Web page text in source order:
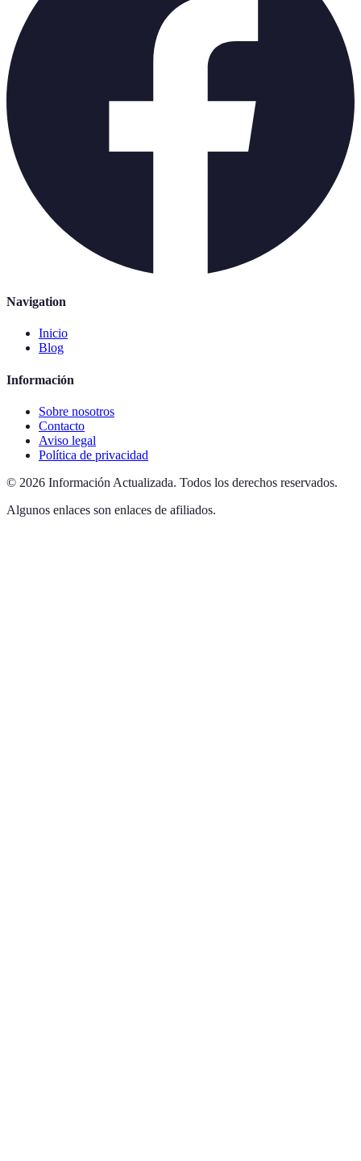
Navigation
Inicio
Blog
Información
Sobre nosotros
Contacto
Aviso legal
Política de privacidad
© 2026 Información Actualizada. Todos los derechos reservados.
Algunos enlaces son enlaces de afiliados.